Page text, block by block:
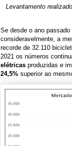
Levantamento
Se desde o ano
consideravelmente, a
recorde de 32.110
2021 os números
elétricas produzidas e
24,5% superior ao